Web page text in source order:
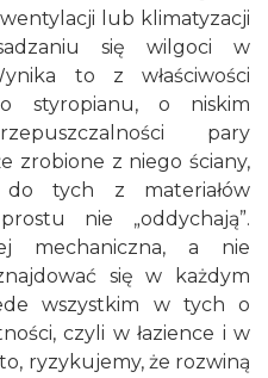
lub klimatyzacji
się wilgoci w
to z właściwości
styropianu, o niskim
pary
zrobione z niego ściany,
do tych z materiałów
nie „oddychają”.
mechaniczna, a nie
się w każdym
wszystkim w tych o
czyli w łazience i w
ryzykujemy, że rozwiną